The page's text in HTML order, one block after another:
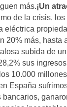
más.¡Un
de la crisis,
eléctrica
20% más,
subida de
sus
10.000
España
bancarios,